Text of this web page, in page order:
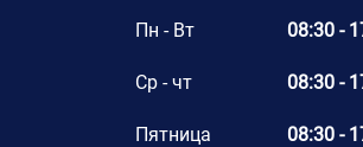
Пн - Вт 08:30 -
Ср - чт 08:30 -
Пятница 08:30 -